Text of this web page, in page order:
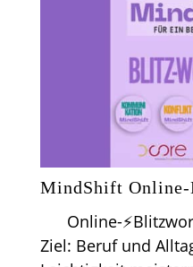
MindShift
Online-
Ziel: Beruf und